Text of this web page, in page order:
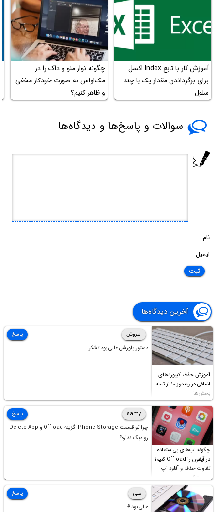
آموزش کار با تابع Index اکسل
برای برگرداندن مقدار یک یا چند
سلول
چگونه نوار منو و داک را در
مک‌او‌اس به صورت خودکار مخفی
و ظاهر کنیم؟
سوالات و پاسخ‌ها و دیدگاه‌ها
نام:
ایمیل:
آخرین دیدگاه‌ها
آموزش حذف کیبوردهای
اضافی در ویندوز ۱۰ از تمام
بخش‌ها
سروش
دستور پاورشل عالی بود تشکر
پاسخ
چگونه اپ‌های بی‌استفاده
در آیفون را Offload کنیم؟
تفاوت حذف و آفلود اپ
چیست؟
samy
چرا تو قسمت iPhone Storage گزینه Offload و Delete App
رو دیگ نداره؟
پاسخ
علی
عالی بود⚘
پاسخ